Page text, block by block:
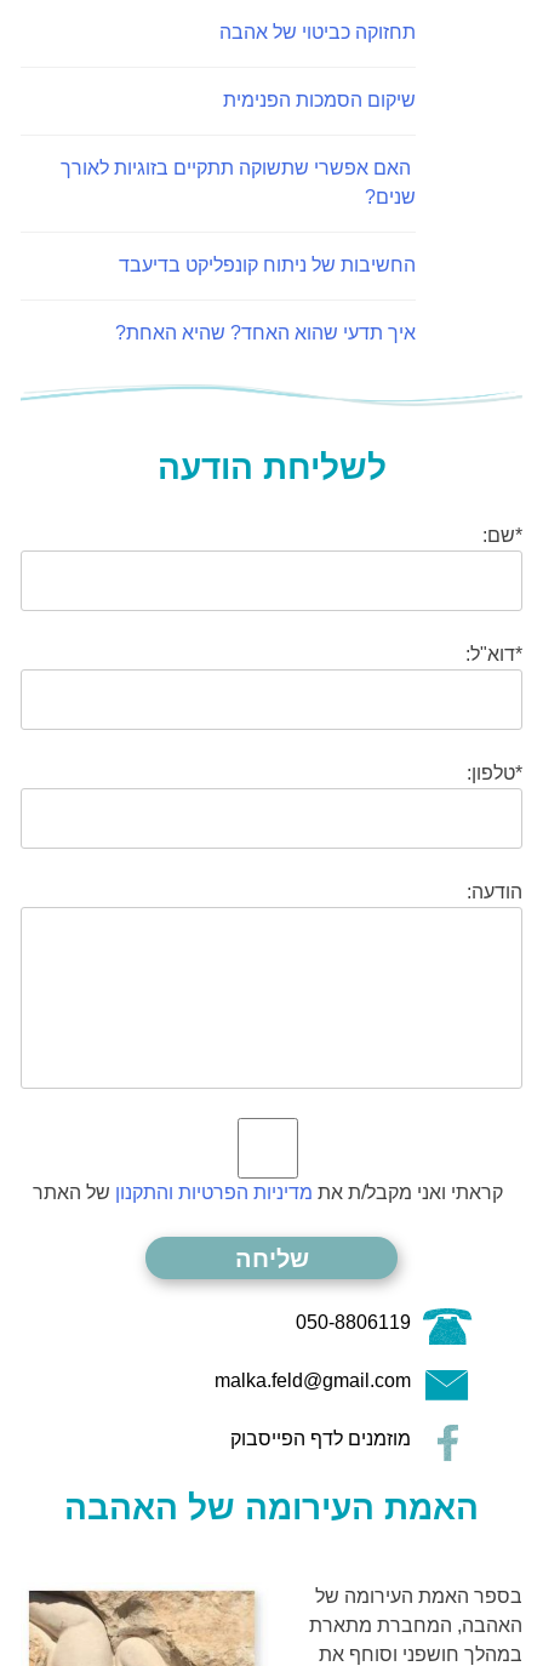
תחזוקה כביטוי של אהבה
שיקום הסמכות הפנימית
האם אפשרי שתשוקה תתקיים בזוגיות לאורך
שנים?
החשיבות של ניתוח קונפליקט בדיעבד
איך תדעי שהוא האחד? שהיא האחת?
לשליחת הודעה
*שם:
*דוא"ל:
*טלפון:
הודעה:
קראתי ואני מקבל/ת את מדיניות הפרטיות והתקנון של האתר
050-8806119
malka.feld@gmail.com
מוזמנים לדף הפייסבוק
האמת העירומה של האהבה
בספר האמת העירומה של
האהבה, המחברת מתארת
במהלך חושפני וסוחף את